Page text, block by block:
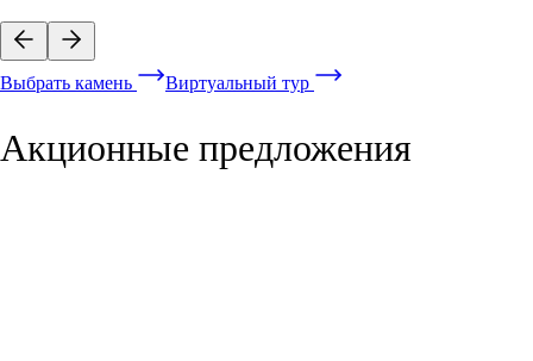
Выбрать камень Виртуальный тур
Акционные предложения